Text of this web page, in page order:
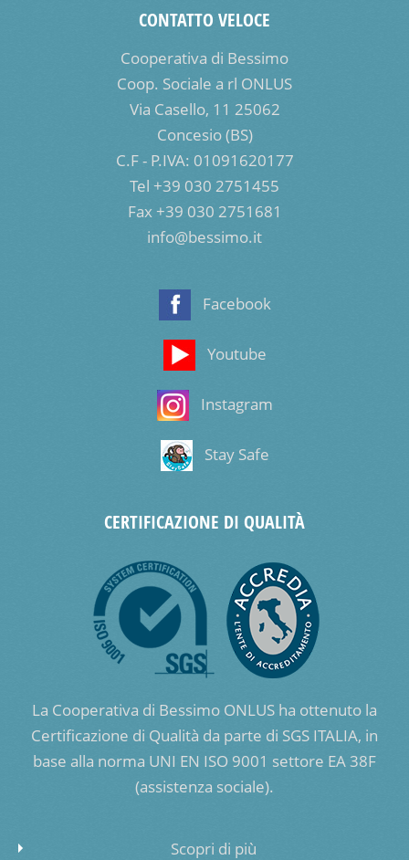
CONTATTO VELOCE
Cooperativa di Bessimo
Coop. Sociale a rl ONLUS
Via Casello, 11 25062
Concesio (BS)
C.F - P.IVA: 01091620177
Tel +39 030 2751455
Fax +39 030 2751681
info@bessimo.it
Facebook
Youtube
Instagram
Stay Safe
CERTIFICAZIONE DI QUALITÀ
La Cooperativa di Bessimo ONLUS ha ottenuto la
Certificazione di Qualità da parte di SGS ITALIA, in
base alla norma UNI EN ISO 9001 settore EA 38F
(assistenza sociale).
Scopri di più